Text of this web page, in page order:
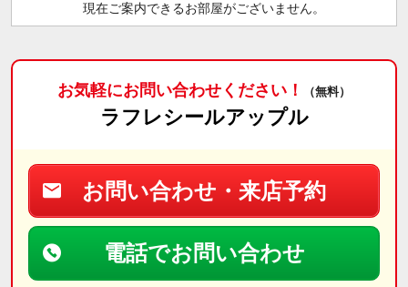
現在ご案内できるお部屋がございません。
お気軽にお問い合わせください！ （無料）
ラフレシールアップル
お問い合わせ・来店予約
電話でお問い合わせ